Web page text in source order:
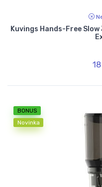
Kuvings Hands-Free
BONUS
Novinka